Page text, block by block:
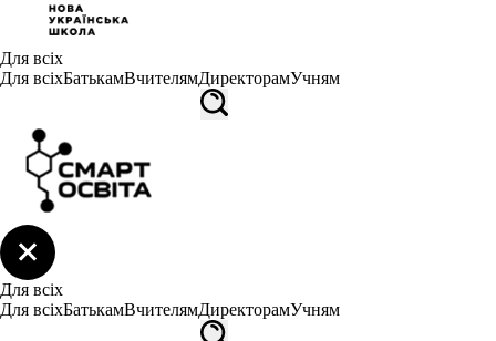
Для всіх
Для всіхБатькамВчителямДиректорамУчням
Для всіх
Для всіхБатькамВчителямДиректорамУчням